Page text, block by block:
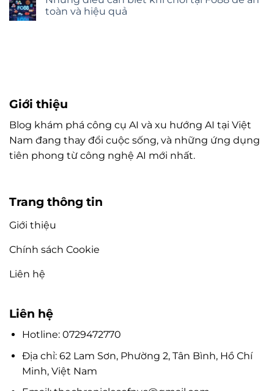
toàn và hiệu quả
Giới thiệu
Blog khám phá công cụ AI và xu hướng AI tại Việt
Nam đang thay đổi cuộc sống, và những ứng dụng
tiên phong từ công nghệ AI mới nhất.
Trang thông tin
Giới thiệu
Chính sách Cookie
Liên hệ
Liên hệ
Hotline: 0729472770
Địa chỉ: 62 Lam Sơn, Phường 2, Tân Bình, Hồ Chí
Minh, Việt Nam